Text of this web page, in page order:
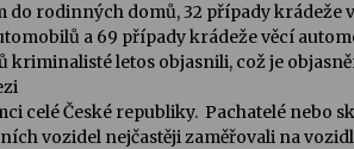
do rodinných domů, 32 případy krádeže
a 69 případy krádeže věcí
kriminalisté letos objasnili, což je
celé České republiky. Pachatelé nebo
vozidel nejčastěji zaměřovali na